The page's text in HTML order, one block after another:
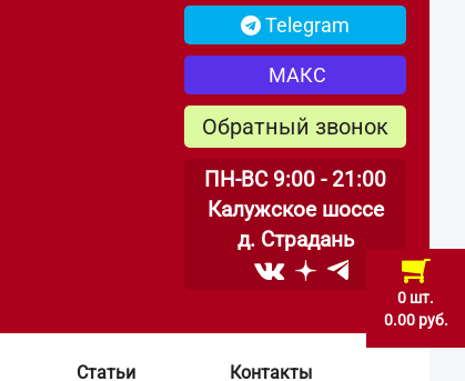
0 шт.
0.00 руб.
Telegram
МАКС
Обратный звонок
ПН-ВС 9:00 - 21:00
Калужское шоссе
д. Страдань
Статьи Контакты